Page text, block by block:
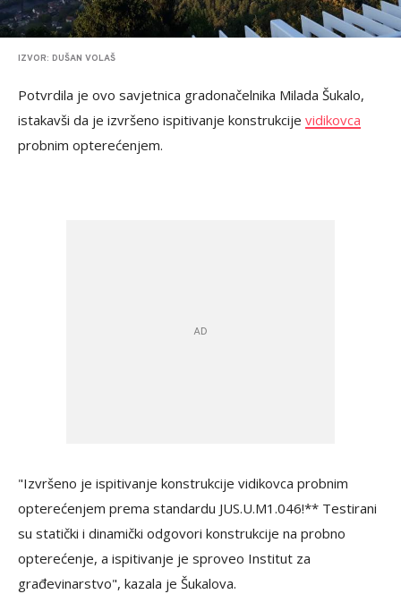
IZVOR: DUŠAN VOLAŠ
Potvrdila je ovo savjetnica gradonačelnika Milada Šukalo,
istakavši da je izvršeno ispitivanje konstrukcije vidikovca
probnim opterećenjem.
"Izvršeno je ispitivanje konstrukcije vidikovca probnim
opterećenjem prema standardu JUS.U.M1.046!** Testirani
su statički i dinamički odgovori konstrukcije na probno
opterećenje, a ispitivanje je sproveo Institut za
građevinarstvo", kazala je Šukalova.